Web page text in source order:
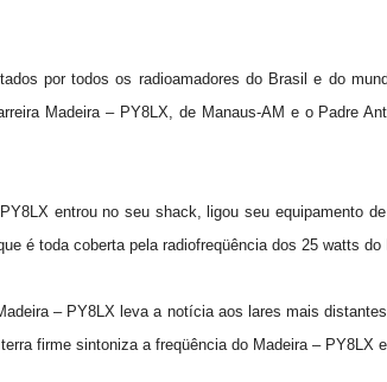
por todos os radioamadores do Brasil e do
Madeira – PY8LX, de Manaus-AM e o Padre
entrou no seu shack, ligou seu equipamento
é toda coberta pela radiofreqüência dos 25 watts do
– PY8LX leva a notícia aos lares mais
firme sintoniza a freqüência do Madeira – PY8LX